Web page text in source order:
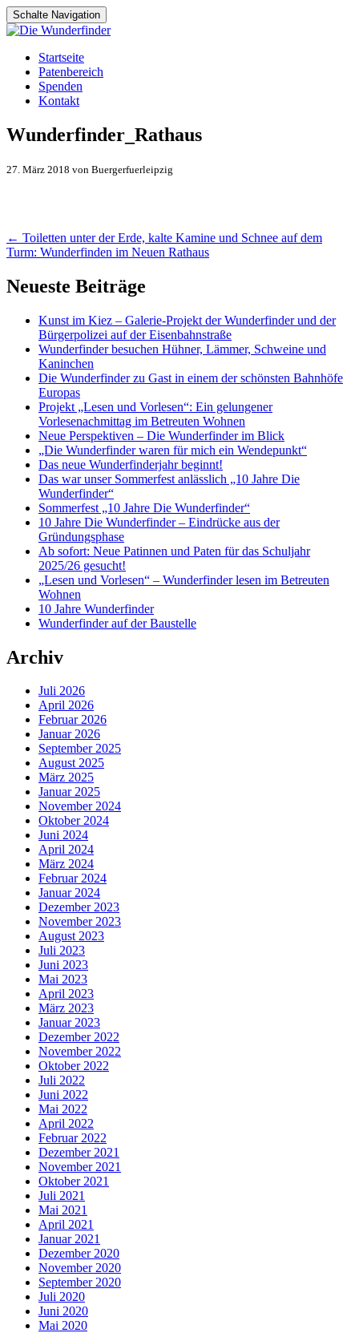
Schalte Navigation
Zum
Inhalt
springen
Startseite
Patenbereich
Spenden
Kontakt
Wunderfinder_Rathaus
27. März 2018 von Buergerfuerleipzig
Artikel-
Navigation
← Toiletten unter der Erde, kalte Kamine und Schnee auf dem
Turm: Wunderfinden im Neuen Rathaus
Neueste Beiträge
Kunst im Kiez – Galerie-Projekt der Wunderfinder und der
Bürgerpolizei auf der Eisenbahnstraße
Wunderfinder besuchen Hühner, Lämmer, Schweine und
Kaninchen
Die Wunderfinder zu Gast in einem der schönsten Bahnhöfe
Europas
Projekt „Lesen und Vorlesen“: Ein gelungener
Vorlesenachmittag im Betreuten Wohnen
Neue Perspektiven – Die Wunderfinder im Blick
„Die Wunderfinder waren für mich ein Wendepunkt“
Das neue Wunderfinderjahr beginnt!
Das war unser Sommerfest anlässlich „10 Jahre Die
Wunderfinder“
Sommerfest „10 Jahre Die Wunderfinder“
10 Jahre Die Wunderfinder – Eindrücke aus der
Gründungsphase
Ab sofort: Neue Patinnen und Paten für das Schuljahr
2025/26 gesucht!
„Lesen und Vorlesen“ – Wunderfinder lesen im Betreuten
Wohnen
10 Jahre Wunderfinder
Wunderfinder auf der Baustelle
Archiv
Juli 2026
April 2026
Februar 2026
Januar 2026
September 2025
August 2025
März 2025
Januar 2025
November 2024
Oktober 2024
Juni 2024
April 2024
März 2024
Februar 2024
Januar 2024
Dezember 2023
November 2023
August 2023
Juli 2023
Juni 2023
Mai 2023
April 2023
März 2023
Januar 2023
Dezember 2022
November 2022
Oktober 2022
Juli 2022
Juni 2022
Mai 2022
April 2022
Februar 2022
Dezember 2021
November 2021
Oktober 2021
Juli 2021
Mai 2021
April 2021
Januar 2021
Dezember 2020
November 2020
September 2020
Juli 2020
Juni 2020
Mai 2020